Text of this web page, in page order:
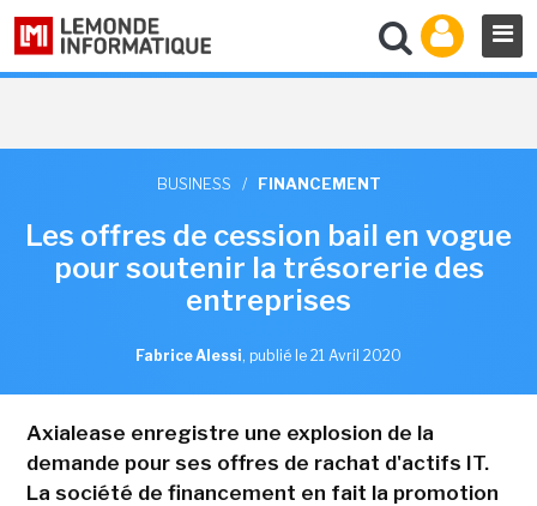
BUSINESS / FINANCEMENT
Les offres de cession bail en vogue
pour soutenir la trésorerie des
entreprises
Fabrice Alessi, publié le 21 Avril 2020
Axialease enregistre une explosion de la
demande pour ses offres de rachat d'actifs IT.
La société de financement en fait la promotion